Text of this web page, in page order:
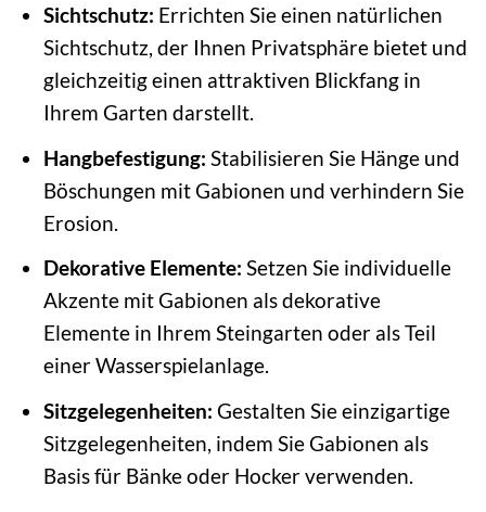
Sichtschutz: Errichten Sie einen natürlichen
Sichtschutz, der Ihnen Privatsphäre bietet und
gleichzeitig einen attraktiven Blickfang in
Ihrem Garten darstellt.
Hangbefestigung: Stabilisieren Sie Hänge und
Böschungen mit Gabionen und verhindern Sie
Erosion.
Dekorative Elemente: Setzen Sie individuelle
Akzente mit Gabionen als dekorative
Elemente in Ihrem Steingarten oder als Teil
einer Wasserspielanlage.
Sitzgelegenheiten: Gestalten Sie einzigartige
Sitzgelegenheiten, indem Sie Gabionen als
Basis für Bänke oder Hocker verwenden.